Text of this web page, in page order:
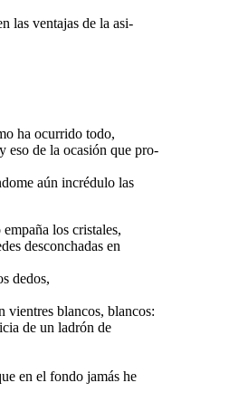
las ventajas de la asi-
ha ocurrido todo,
eso de la ocasión que pro-
aún incrédulo las
los cristales,
desconchadas en
dedos,
vientres blancos, blancos:
de un ladrón de
en el fondo jamás he